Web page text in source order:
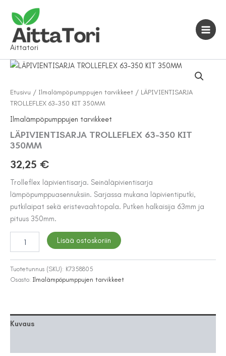
sisältöön
Aittatori
Etusivu / Ilmalämpöpumppujen tarvikkeet / LÄPIVIENTISARJA
TROLLEFLEX 63-350 KIT 350MM
Ilmalämpöpumppujen tarvikkeet
LÄPIVIENTISARJA TROLLEFLEX 63-350 KIT
350MM
32,25 €
Trolleflex läpivientisarja. Seinäläpivientisarja
lämpöpumppuasennuksiin. Sarjassa mukana läpivientiputki,
putkilaipat sekä eristevaahtopala. Putken halkaisija 63mm ja
pituus 350mm.
LÄPIVIENTISARJA
TROLLEFLEX
350
KIT
Lisää ostoskoriin
Tuotetunnus (SKU): K7358805
Osasto: Ilmalämpöpumppujen tarvikkeet
Kuvaus